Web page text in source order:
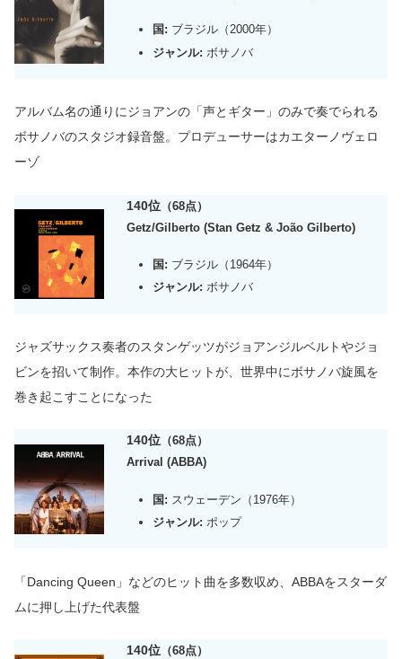
国: ブラジル（2000年）
ジャンル: ボサノバ
アルバム名の通りにジョアンの「声とギター」のみで奏でられる
ボサノバのスタジオ録音盤。プロデューサーはカエターノヴェロ
ーゾ
140位 （68点）
Getz/Gilberto (Stan Getz & João Gilberto)
国: ブラジル（1964年）
ジャンル: ボサノバ
ジャズサックス奏者のスタンゲッツがジョアンジルベルトやジョ
ビンを招いて制作。本作の大ヒットが、世界中にボサノバ旋風を
巻き起こすことになった
140位 （68点）
Arrival (ABBA)
国: スウェーデン（1976年）
ジャンル: ポップ
「Dancing Queen」などのヒット曲を多数収め、ABBAをスターダ
ムに押し上げた代表盤
140位 （68点）